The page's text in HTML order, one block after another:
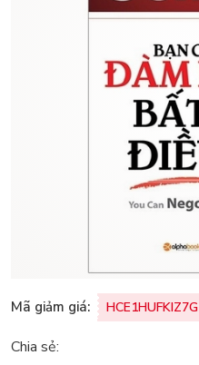
Mã giảm giá: HCE1HUFKIZ7G
Chia sẻ: